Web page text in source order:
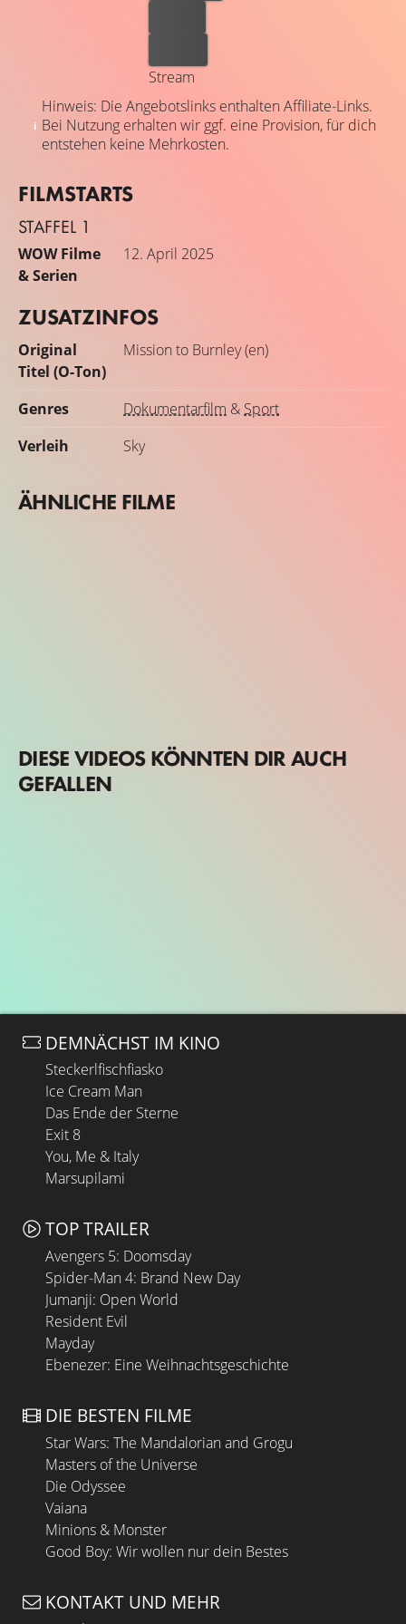
Stream
Hinweis: Die Angebotslinks enthalten Affiliate-Links.
Bei Nutzung erhalten wir ggf. eine Provision, für dich
entstehen keine Mehrkosten.
FILMSTARTS
STAFFEL 1
WOW Filme
& Serien
12. April 2025
ZUSATZINFOS
Original
Titel (O-Ton)
Mission to Burnley (en)
Genres Dokumentarfilm & Sport
Verleih
Sky
ÄHNLICHE FILME
DIESE VIDEOS KÖNNTEN DIR AUCH
GEFALLEN
DEMNÄCHST IM KINO
Steckerlfischfiasko
Ice Cream Man
Das Ende der Sterne
Exit 8
You, Me & Italy
Marsupilami
TOP TRAILER
Avengers 5: Doomsday
Spider-Man 4: Brand New Day
Jumanji: Open World
Resident Evil
Mayday
Ebenezer: Eine Weihnachtsgeschichte
DIE BESTEN FILME
Star Wars: The Mandalorian and Grogu
Masters of the Universe
Die Odyssee
Vaiana
Minions & Monster
Good Boy: Wir wollen nur dein Bestes
KONTAKT UND MEHR